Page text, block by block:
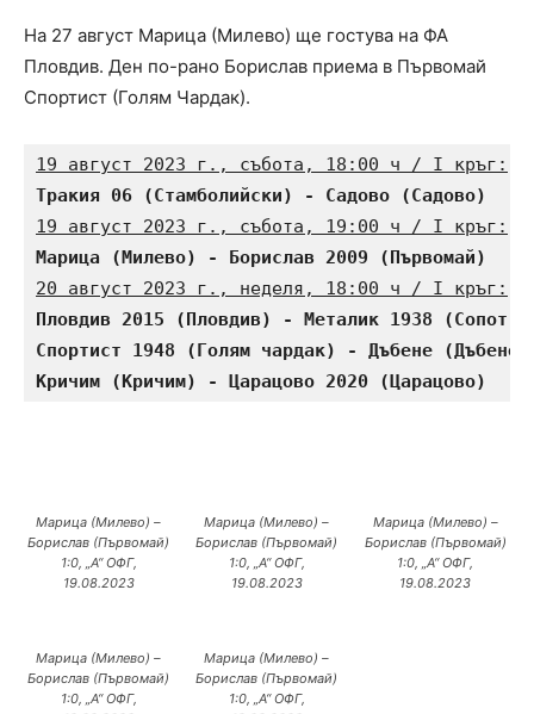
На 27 август Марица (Милево) ще гостува на ФА
Пловдив. Ден по-рано Борислав приема в Първомай
Спортист (Голям Чардак).
19 август 2023 г., събота, 18:00 ч / I кръг:
Тракия 06 (Стамболийски) - Садово
19 август 2023 г., събота, 19:00 ч / I кръг:
Марица (Милево) - Борислав 2009
20 август 2023 г., неделя, 18:00 ч / I кръг:
Пловдив 2015 (Пловдив) - Металик 1938
Спортист 1948 (Голям чардак) - Дъбене
Кричим (Кричим) - Царацово 2020
Марица (Милево) –
Борислав (Първомай)
1:0, „А“ ОФГ,
19.08.2023
Марица (Милево) –
Борислав (Първомай)
1:0, „А“ ОФГ,
19.08.2023
Марица (Милево) –
Борислав (Първомай)
1:0, „А“ ОФГ,
19.08.2023
Марица (Милево) –
Борислав (Първомай)
1:0, „А“ ОФГ,
Марица (Милево) –
Борислав (Първомай)
1:0, „А“ ОФГ,